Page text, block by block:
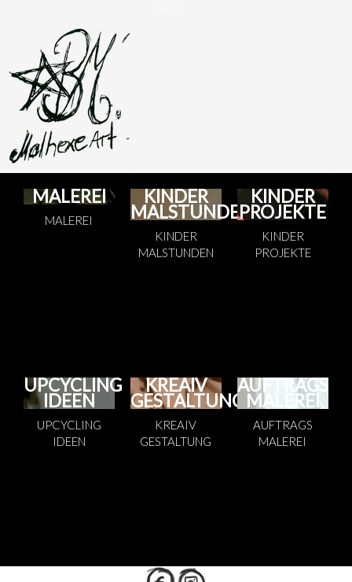
MALEREI
MALEREI
KINDER
MALSTUNDEN
KINDER
MALSTUNDEN
KINDER
PROJEKTE
KINDER
PROJEKTE
UPCYCLING
IDEEN
UPCYCLING
IDEEN
KREAIV
GESTALTUNG
KREAIV
GESTALTUNG
AUFTRAGS
MALEREI
AUFTRAGS
MALEREI